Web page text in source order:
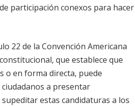
participación conexos para hacer
22 de la Convención Americana
que establece que
o en forma directa, puede
a presentar
estas candidaturas a los